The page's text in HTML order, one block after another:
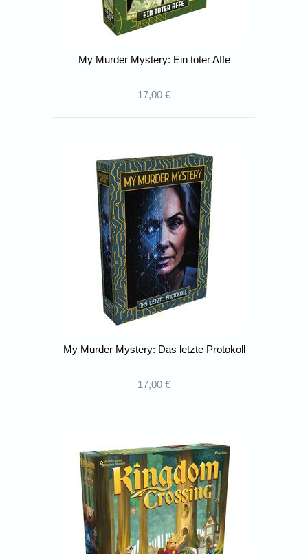
My Murder Mystery: Ein toter Affe
17,00 €
My Murder Mystery: Das letzte Protokoll
17,00 €